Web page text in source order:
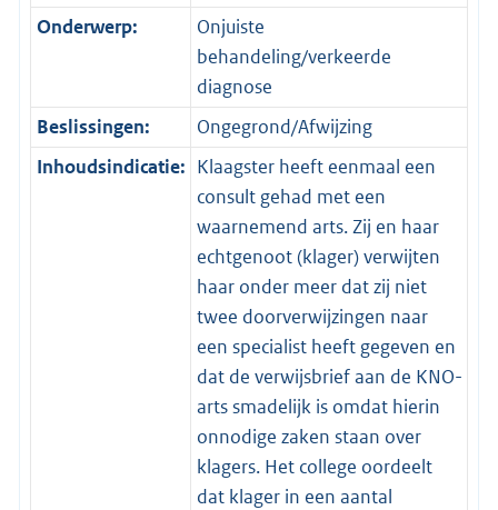
Onderwerp:
Onjuiste
behandeling/verkeerde
diagnose
Beslissingen:
Ongegrond/Afwijzing
Inhoudsindicatie: Klaagster heeft eenmaal een
consult gehad met een
waarnemend arts. Zij en haar
echtgenoot (klager) verwijten
haar onder meer dat zij niet
twee doorverwijzingen naar
een specialist heeft gegeven en
dat de verwijsbrief aan de KNO-
arts smadelijk is omdat hierin
onnodige zaken staan over
klagers. Het college oordeelt
dat klager in een aantal